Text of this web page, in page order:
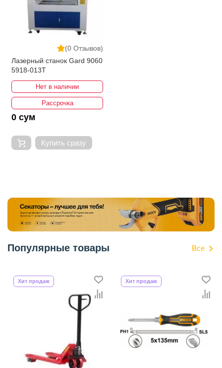
широкий диапазон цен. Причем здесь представлена
оптимальная цена для каждой позиции из категории
Лазерные станки .
(0 Отзывов)
Лазерный станок Gard 9060
5918-013T
Нет в наличии
Рассрочка
0 сум
Купить сразу
Популярные товары Все
Хит продаж Хит продаж